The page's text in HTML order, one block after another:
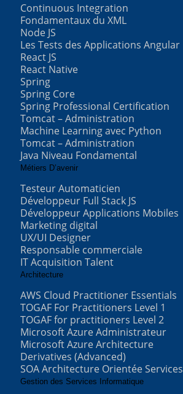
Continuous Integration
Fondamentaux du XML
Node JS
Les Tests des Applications Angular
React JS
React Native
Spring
Spring Core
Spring Professional Certification
Tomcat – Administration
Machine Learning avec Python
Tomcat – Administration
Java Niveau Fondamental
Métiers D’avenir
Testeur Automaticien
Développeur Full Stack JS
Développeur Applications Mobiles
Marketing digital
UX/UI Designer
Responsable commerciale
IT Acquisition Talent
Architecture
AWS Cloud Practitioner Essentials
TOGAF For Practitioners Level 1
TOGAF for practitioners Level 2
Microsoft Azure Administrateur
Microsoft Azure Architecture
Derivatives (Advanced)
SOA Architecture Orientée Services
Gestion des Services Informatique